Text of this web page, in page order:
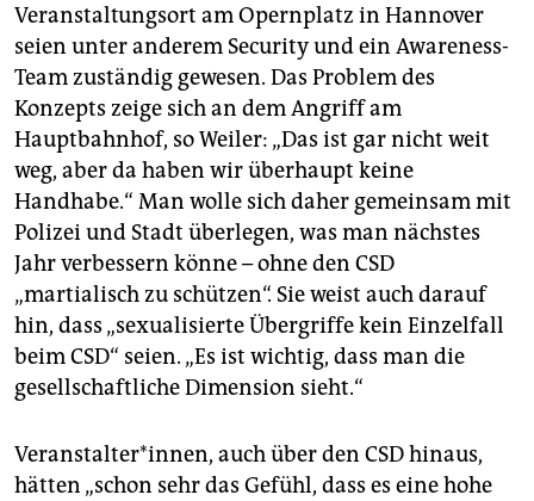
Veranstaltungsort am Opernplatz in Hannover
seien unter anderem Security und ein Awareness-
Team zuständig gewesen. Das Problem des
Konzepts zeige sich an dem Angriff am
Hauptbahnhof, so Weiler: „Das ist gar nicht weit
weg, aber da haben wir überhaupt keine
Handhabe.“ Man wolle sich daher gemeinsam mit
Polizei und Stadt überlegen, was man nächstes
Jahr verbessern könne – ohne den CSD
„martialisch zu schützen“. Sie weist auch darauf
hin, dass „sexualisierte Übergriffe kein Einzelfall
beim CSD“ seien. „Es ist wichtig, dass man die
gesellschaftliche Dimension sieht.“
Veranstalter*innen, auch über den CSD hinaus,
hätten „schon sehr das Gefühl, dass es eine hohe